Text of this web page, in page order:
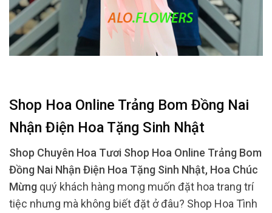
Shop Hoa Online Trảng Bom Đồng Nai
Nhận Điện Hoa Tặng Sinh Nhật
Shop Chuyên Hoa Tươi Shop Hoa Online Trảng Bom
Đồng Nai Nhận Điện Hoa Tặng Sinh Nhật, Hoa Chúc
Mừng quý khách hàng mong muốn đặt hoa trang trí
tiệc nhưng mà không biết đặt ở đâu? Shop Hoa Tình